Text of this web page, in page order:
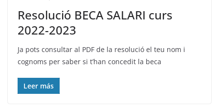
Resolució BECA SALARI curs
2022-2023
Ja pots consultar al PDF de la resolució el teu nom i
cognoms per saber si t’han concedit la beca
Leer más